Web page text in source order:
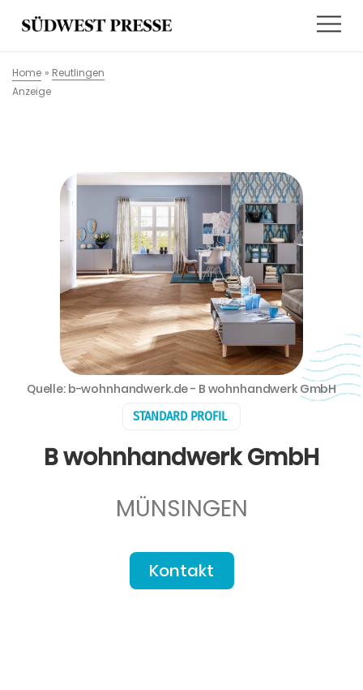
Home » Reutlingen
Anzeige
STANDARD PROFIL
B wohnhandwerk GmbH
MÜNSINGEN
Kontakt
Quelle: b-wohnhandwerk.de - B wohnhandwerk GmbH